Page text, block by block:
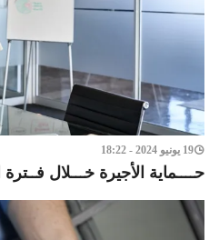
19 يونيو 2024 - 18:22
حــــماية الأجيرة خـــلال فــترة